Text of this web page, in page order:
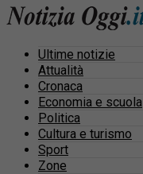
Ultime notizie
Attualità
Cronaca
Economia e scuola
Politica
Cultura e turismo
Sport
Zone